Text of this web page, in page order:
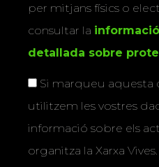
per mitjans físics o
consultar la
detallada sobre
Si marqueu aquesta
utilitzem les vostres
informació sobre els
organitza la Xarxa Vives.